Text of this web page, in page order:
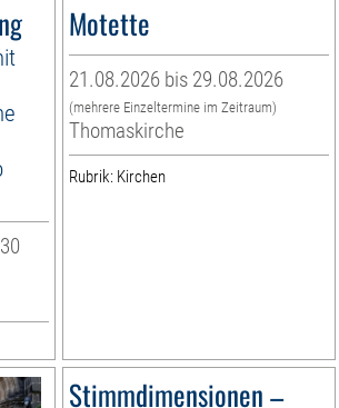
Motette
21.08.2026 bis 29.08.2026
(mehrere Einzeltermine im Zeitraum)
Thomaskirche
Rubrik: Kirchen
Stimmdimensionen –